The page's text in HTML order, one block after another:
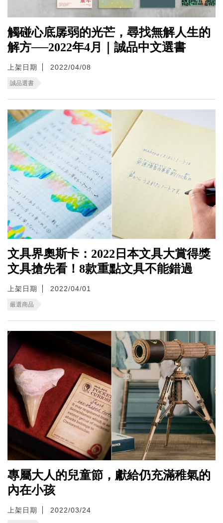
觸碰心底孱弱的光芒，尋找無解人生的
解方──2022年4月｜誠品中文選書
上架日期 2022/04/08
誠品選書
文具界奧斯卡：2022日本文具大賞得獎
文具搶先看！8款重點文具不能錯過
上架日期 2022/04/01
嚴選商品
專屬大人的兒童節，獻給仍充滿稚氣的
內在小孩
上架日期 2022/03/24